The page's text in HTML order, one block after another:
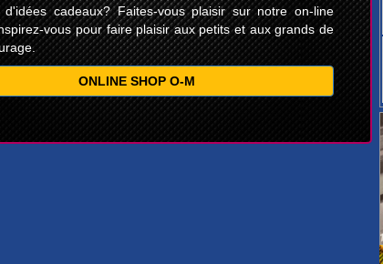
d'idées cadeaux? Faites-vous plaisir sur notre on-line
vous pour faire plaisir aux petits et aux grands de
ONLINE SHOP O-M